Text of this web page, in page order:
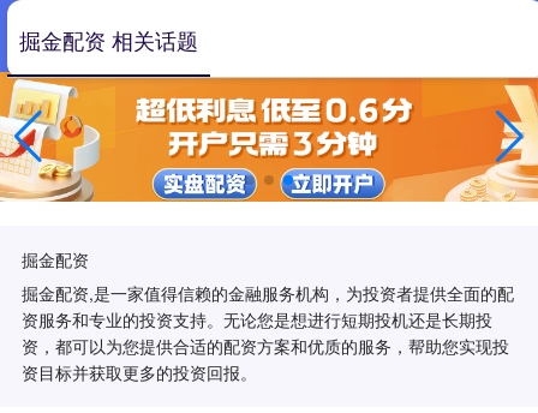
掘金配资
掘金配资,是一家值得信赖的金融服务机构，为投资者提供全面的配
资服务和专业的投资支持。无论您是想进行短期投机还是长期投
资，都可以为您提供合适的配资方案和优质的服务，帮助您实现投
资目标并获取更多的投资回报。
掘金配资 相关话题